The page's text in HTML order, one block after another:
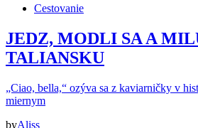
Cestovanie
JEDZ, MODLI SA A
TALIANSKU
„Ciao, bella,“ ozýva sa z kaviarničky v
miernym
byAliss